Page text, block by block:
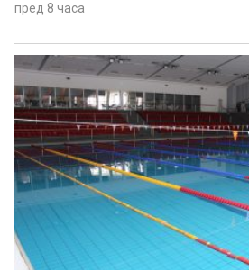
пред 8 часа